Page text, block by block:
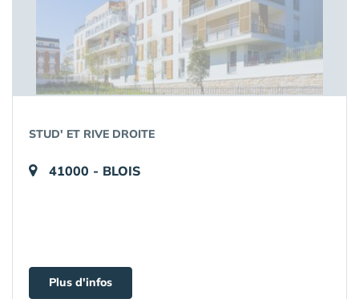
STUD' ET RIVE DROITE
41000 - BLOIS
Plus d'infos